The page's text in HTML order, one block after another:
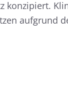
konzipiert.
aufgrund